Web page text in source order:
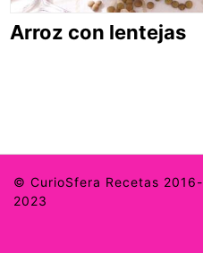
Arroz con lentejas
© CurioSfera Recetas 2016-
2023